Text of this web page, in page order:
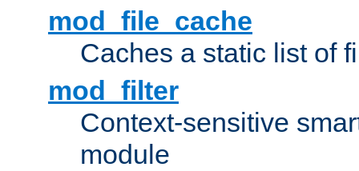
mod_file_cache
Caches a static list of
mod_filter
Context-sensitive
module